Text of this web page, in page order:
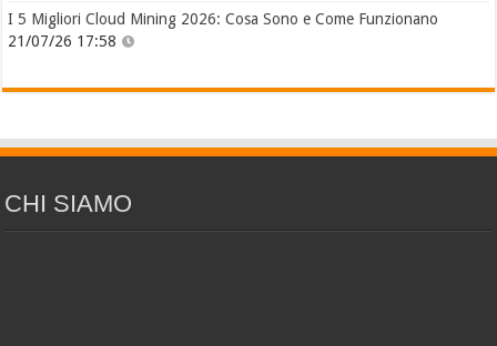
I 5 Migliori Cloud Mining 2026: Cosa Sono e Come Funzionano
21/07/26 17:58
CHI SIAMO